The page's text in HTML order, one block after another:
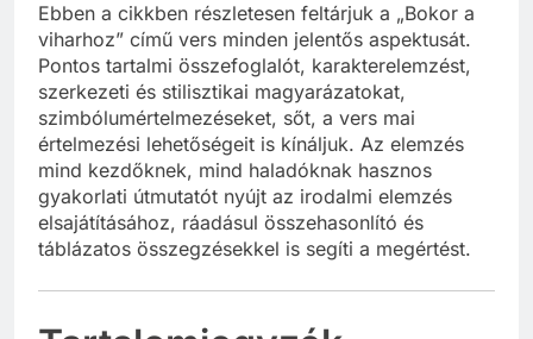
Ebben a cikkben részletesen feltárjuk a „Bokor a
viharhoz” című vers minden jelentős aspektusát.
Pontos tartalmi összefoglalót, karakterelemzést,
szerkezeti és stilisztikai magyarázatokat,
szimbólumértelmezéseket, sőt, a vers mai
értelmezési lehetőségeit is kínáljuk. Az elemzés
mind kezdőknek, mind haladóknak hasznos
gyakorlati útmutatót nyújt az irodalmi elemzés
elsajátításához, ráadásul összehasonlító és
táblázatos összegzésekkel is segíti a megértést.